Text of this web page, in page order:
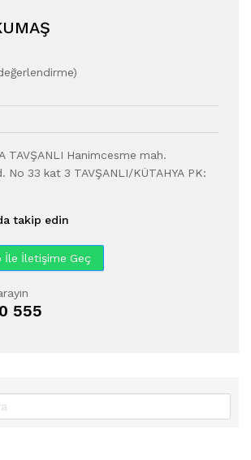
)
TAVŞANLI Hanimcesme mah.
No 33 kat 3 TAVŞANLI/KÜTAHYA PK:
takip edin
İle İletişime Geç
555